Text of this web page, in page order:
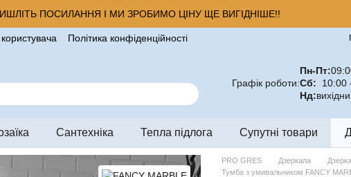
ПОСИЛАННЯ І МИ ЗРОБИМО ЦІНУ ЩЕ ВИГІДНІШЕ!!
Політика конфіденційності
Графік роботи:
Пн-Пт:
Сб: 10:00
Нд:
Сантехніка Тепла підлога Супутні товари
PRO GRES Дзеркала
Тумба з умивальником FANCY